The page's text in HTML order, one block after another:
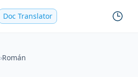
Doc Translator
›Román